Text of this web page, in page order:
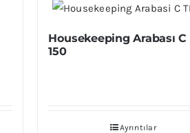
Housekeeping Arabası C
150
Ayrıntılar